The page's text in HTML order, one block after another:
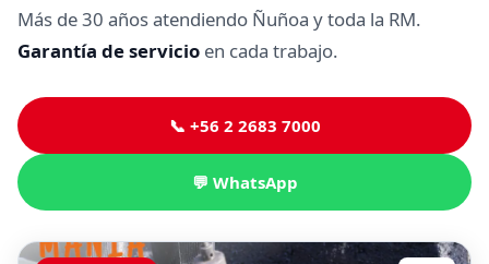
Más de 30 años atendiendo Ñuñoa y toda la RM.
Garantía de servicio en cada trabajo.
📞 +56 2 2683 7000
💬 WhatsApp